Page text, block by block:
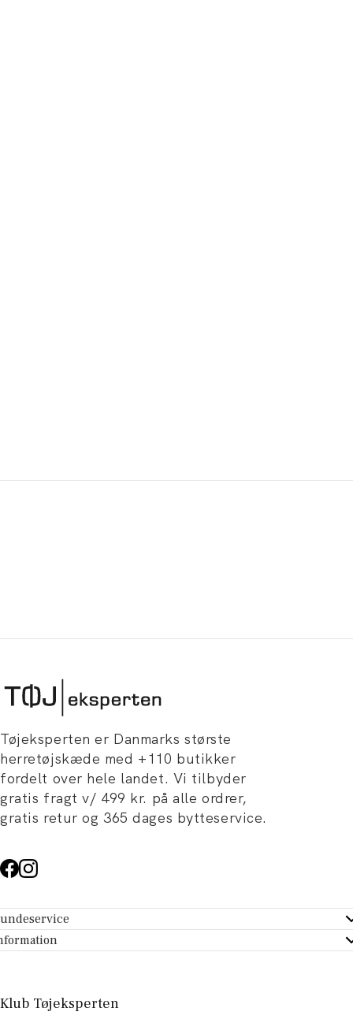
Tøjeksperten er Danmarks største
herretøjskæde med +110 butikker
fordelt over hele landet. Vi tilbyder
gratis fragt v/ 499 kr. på alle ordrer,
gratis retur og 365 dages bytteservice.
- Hjælpecenter
dit køb
Tøjeksperten
og artikler
Klub Tøjeksperten